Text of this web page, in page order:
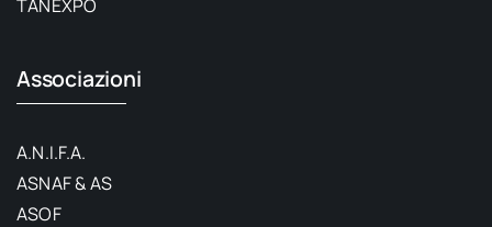
TANEXPO
Associazioni
A.N.I.F.A.
ASNAF & AS
ASOF